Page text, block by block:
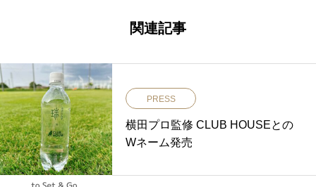
関連記事
PRESS
横田プロ監修 CLUB HOUSEとの
Wネーム発売